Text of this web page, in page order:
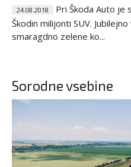
24.08.2018
Pri Škoda Auto je
Škodin milijonti SUV.
smaragdno zelene ko...
Sorodne vsebine